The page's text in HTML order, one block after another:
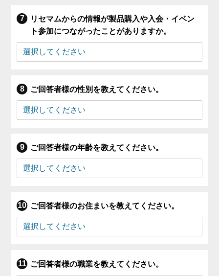
リセマムからの情報が製品購入や入会・イベン
ト参加につながったことがありますか。
ご回答者様の性別を教えてください。
ご回答者様の年齢を教えてください。
ご回答者様のお住まいを教えてください。
ご回答者様の職業を教えてください。